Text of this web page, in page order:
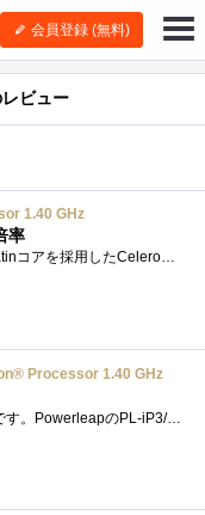
会員登録 (無料)
ビュー
1.40 GHz
率
Socket370対応の、Tualatinコアを採用したCeleronです。動作周波数は1.4GHzで、これは100MHzのFSBを内部倍率14倍で駆動することで実現していた周波数となり...
Processor 1.40 GHz
TualatinCeleron1.4GHzです。PowerleapのPL-iP3/Tゲタと組合せで日立のFLORA（CRT一体型）に着けていました。